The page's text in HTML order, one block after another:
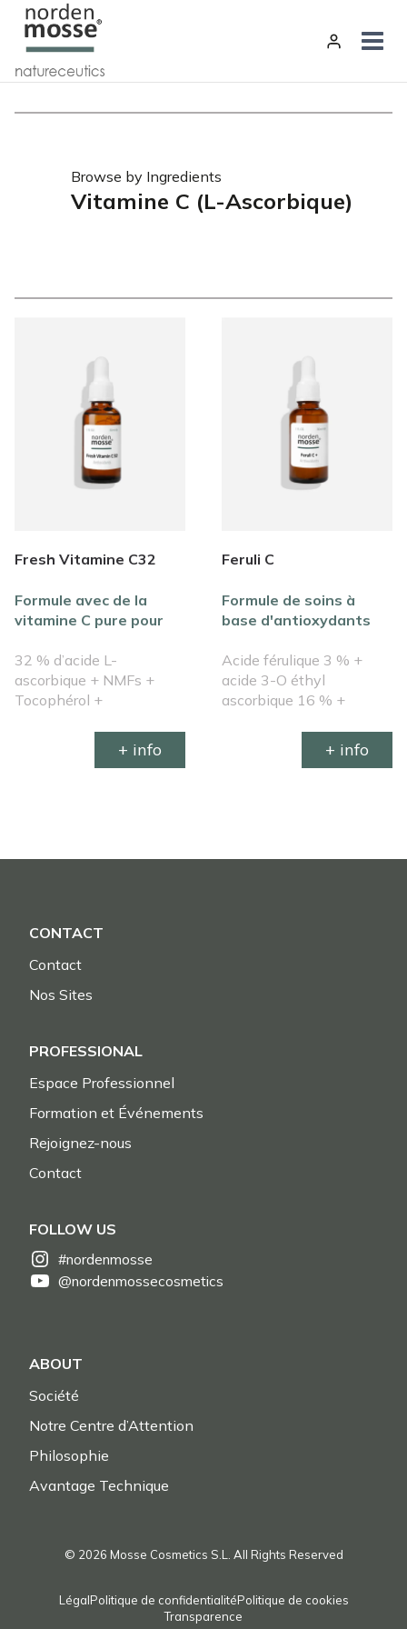
Aller
contenu
Browse by Ingredients
Vitamine C (L-Ascorbique)
Fresh Vitamine C32
Formule avec de la
vitamine C pure pour
revitalisée
32 % d’acide L-
ascorbique + NMFs +
Tocophérol +
+ info
Feruli C
Formule de soins à
base d'antioxydants
lumineuse
Acide férulique 3 % +
acide 3-O éthyl
ascorbique 16 % +
+ polyphénols citriques
+ info
CONTACT
Contact
Nos Sites
PROFESSIONAL
Espace Professionnel
Formation et Événements
Rejoignez-nous
Contact
FOLLOW US
#nordenmosse
@nordenmossecosmetics
ABOUT
Société
Notre Centre d’Attention
Philosophie
Avantage Technique
© 2026 Mosse Cosmetics S.L. All Rights Reserved
LégalPolitique de confidentialitéPolitique de cookies
Transparence